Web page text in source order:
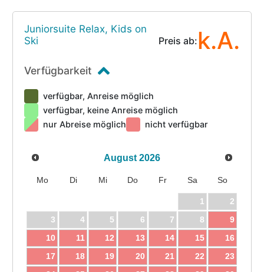
Juniorsuite Relax, Kids on
Ski
Preis ab:k.A.
Verfügbarkeit
verfügbar, Anreise möglich
verfügbar, keine Anreise möglich
nur Abreise möglich
nicht verfügbar
August 2026
Mo Di Mi Do Fr Sa So
1
2
3
4 5 6 7 8
9
10
11 12 13 14 15
16
17
18 19 20 21 22
23